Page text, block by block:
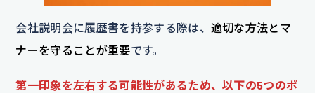
会社説明会に履歴書を持参する際は、 適切な方法とマ
ナーを守ることが重要です。
第一印象を左右する可能性があるため、以下の5つのポ